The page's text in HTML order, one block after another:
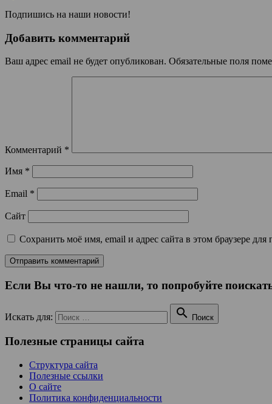
Подпишись на наши новости!
Добавить комментарий
Ваш адрес email не будет опубликован. Обязательные поля
Комментарий *
Имя *
Email *
Сайт
Сохранить моё имя, email и адрес сайта в этом браузере
Если Вы что-то не нашли, то попробуйте
Искать для:  Поиск
Полезные страницы сайта
Структура сайта
Полезные ссылки
О сайте
Политика конфиденциальности